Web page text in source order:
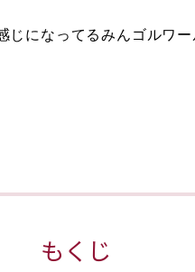
じになってるみんゴルワ
もくじ